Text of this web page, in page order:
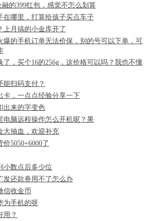
融的399红包，感觉不怎么划算
在哪里，打算给孩子买点车子
上月搞的小金库开了
爆的手机订单无法价保，别的号可以下单，可
了，买个16的256g，这价格可以吗？我也不懂
能扫码支付？
卡，一点点经验分享一下
出来的字变色
电脑远程操作怎么开机呢？果
大抽血，欢迎补充
5050+6000了
小数点后多少位
发还款券用不了怎么办
信收金币
为手机的呀
用？